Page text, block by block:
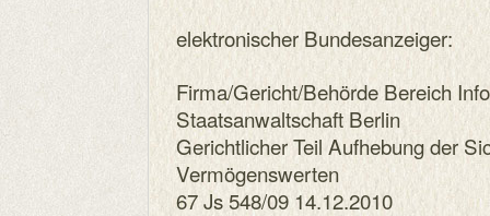
elektronischer Bundesanzeiger:
Firma/Gericht/Behörde Bereich
Staatsanwaltschaft Berlin
Gerichtlicher Teil Aufhebung der
Vermögenswerten
67 Js 548/09 14.12.2010